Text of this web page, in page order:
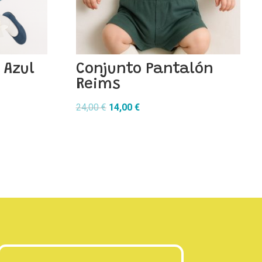
Conjunto Pantalón
Reims
24,00€ El
14,00 €El